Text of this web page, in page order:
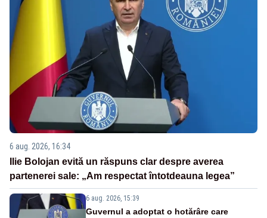
6 aug. 2026, 16:34
Ilie Bolojan evită un răspuns clar despre averea
partenerei sale: „Am respectat întotdeauna legea”
6 aug. 2026, 15:39
Guvernul a adoptat o hotărâre care